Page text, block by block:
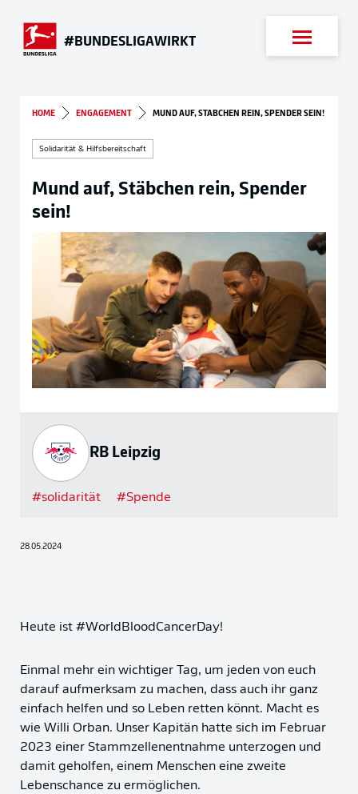
#BUNDESLIGAWIRKT
Suche
HOME ENGAGEMENT MUND AUF, STÄBCHEN REIN, SPENDER SEIN!
Solidarität & Hilfsbereitschaft
Mund auf, Stäbchen rein, Spender
sein!
RB Leipzig
#solidarität #Spende
28.05.2024
Heute ist #WorldBloodCancerDay!
Einmal mehr ein wichtiger Tag, um jeden von euch
darauf aufmerksam zu machen, dass auch ihr ganz
einfach helfen und so Leben retten könnt. Macht es
wie Willi Orban. Unser Kapitän hatte sich im Februar
2023 einer Stammzellenentnahme unterzogen und
damit geholfen, einem Menschen eine zweite
Lebenschance zu ermöglichen.